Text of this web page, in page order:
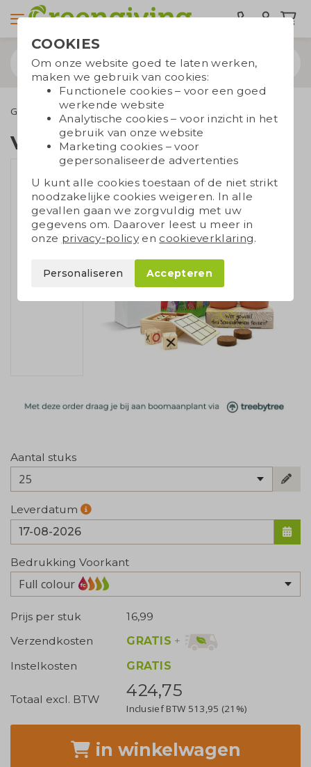
Geefmomenten Paasgeschenken
Vrolijk paaspakket
Aantal stuks
25
Leverdatum
Bedrukking Voorkant
Full colour
Prijs per stuk
16,99
Verzendkosten
GRATIS +
Instelkosten
GRATIS
Totaal excl. BTW 424,75
Inclusief BTW 513,95 (21%)
in winkelwagen
COOKIES
Om onze website goed te laten werken,
maken we gebruik van cookies:
Functionele cookies – voor een goed
werkende website
Analytische cookies – voor inzicht in het
gebruik van onze website
Marketing cookies – voor
gepersonaliseerde advertenties
U kunt alle cookies toestaan of de niet strikt
noodzakelijke cookies weigeren. In alle
gevallen gaan we zorgvuldig met uw
gegevens om. Daarover leest u meer in
onze privacy-policyen cookieverklaring.
Personaliseren Accepteren